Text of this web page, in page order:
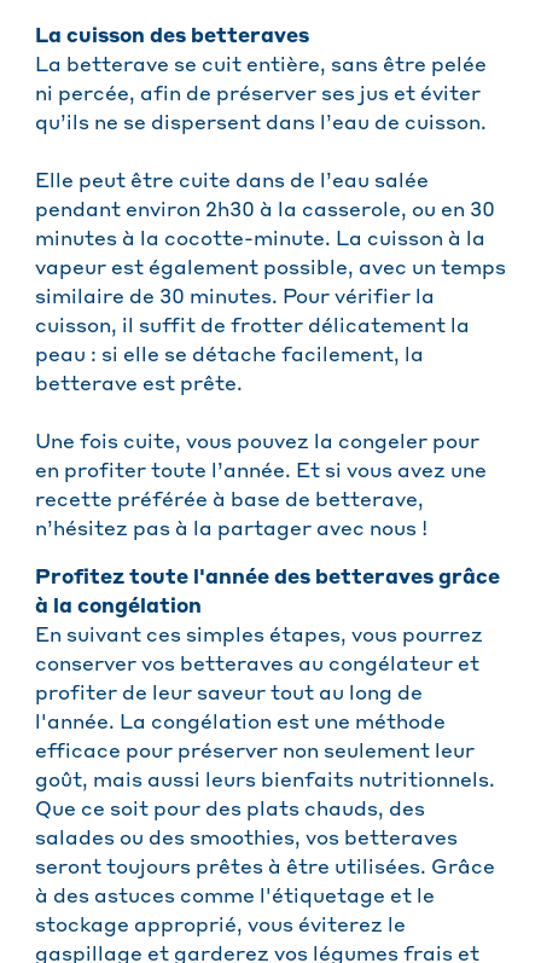
La cuisson des betteraves
La betterave se cuit entière, sans être pelée
ni percée, afin de préserver ses jus et éviter
qu’ils ne se dispersent dans l’eau de cuisson.
Elle peut être cuite dans de l’eau salée
pendant environ 2h30 à la casserole, ou en 30
minutes à la cocotte-minute. La cuisson à la
vapeur est également possible, avec un temps
similaire de 30 minutes. Pour vérifier la
cuisson, il suffit de frotter délicatement la
peau : si elle se détache facilement, la
betterave est prête.
Une fois cuite, vous pouvez la congeler pour
en profiter toute l’année. Et si vous avez une
recette préférée à base de betterave,
n’hésitez pas à la partager avec nous !
Profitez toute l'année des betteraves grâce
à la congélation
En suivant ces simples étapes, vous pourrez
conserver vos betteraves au congélateur et
profiter de leur saveur tout au long de
l'année. La congélation est une méthode
efficace pour préserver non seulement leur
goût, mais aussi leurs bienfaits nutritionnels.
Que ce soit pour des plats chauds, des
salades ou des smoothies, vos betteraves
seront toujours prêtes à être utilisées. Grâce
à des astuces comme l'étiquetage et le
stockage approprié, vous éviterez le
gaspillage et garderez vos légumes frais et